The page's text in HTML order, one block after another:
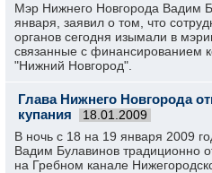
Мэр Нижнего Новгорода Вадим
января, заявил о том, что
органов сегодня изымали в
связанные с финансированием
"Нижний Новгород".
Глава Нижнего Новгорода
купания
18.01.2009
В ночь с 18 на 19 января 2009
Вадим Булавинов традиционно
на Гребном канале